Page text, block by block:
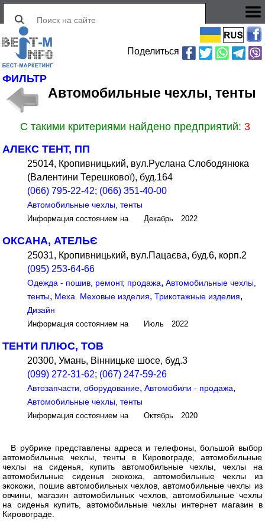
Поделиться
ФИЛЬТР
Автомобильные чехлы, тенты
С такими критериями найдено предприятий:3
АЛЕКС ТЕНТ, ПП
25014, Кропивницький, вул.Руслана Слободянюка
(Валентини Терешкової), буд.164
(066) 795-22-42; (066) 351-40-00
Автомобильные чехлы, тенты
Информация состоянием на Декабрь 2022
ОКСАНА, АТЕЛЬЄ
25031, Кропивницький, вул.Пацаєва, буд.6, корп.2
(095) 253-64-66
Одежда - пошив, ремонт, продажа,Автомобильные чехлы,
тенты, Меха. Меховые изделия,Трикотажные изделия,
Дизайн
Информация состоянием на Июль 2022
ТЕНТИ ПЛЮС, ТОВ
20300, Умань, Вінницьке шосе, буд.3
(099) 272-31-62; (067) 247-59-26
Автозапчасти, оборудование,Автомобили - продажа,
Автомобильные чехлы, тенты
Информация состоянием на Октябрь 2020
В рубрике представлены адреса и телефоны, большой выбор
автомобильные чехлы, тенты в Кировограде, автомобильные
чехлы на сиденья, купить автомобильные чехлы, чехлы на
автомобильные сиденья экокожа, автомобильные чехлы из
экокожи, пошив автомобильных чехлов, автомобильные чехлы из
овчины, магазин автомобильных чехлов, автомобильные чехлы
на сиденья купить, автомобильные чехлы интернет магазин в
Кировограде.